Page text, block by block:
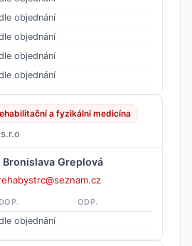
objednání
objednání
objednání
objednání
a fyzikální medicína
Greplová
DOP. ODP.
objednání